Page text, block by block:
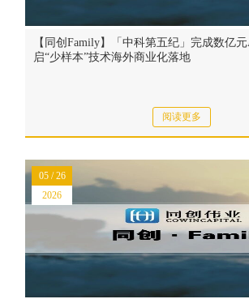
【同创Family】「中科第五纪」完成数亿
启“少样本”技术海外商业化落地
阅读更多
05 / 26
2026